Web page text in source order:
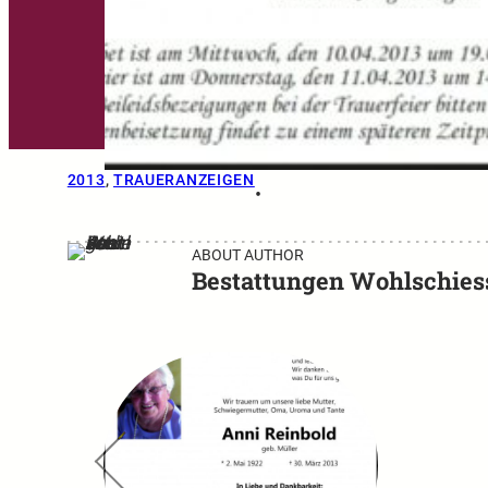
2013, TRAUERANZEIGEN
•
ABOUT AUTHOR
Bestattungen
←